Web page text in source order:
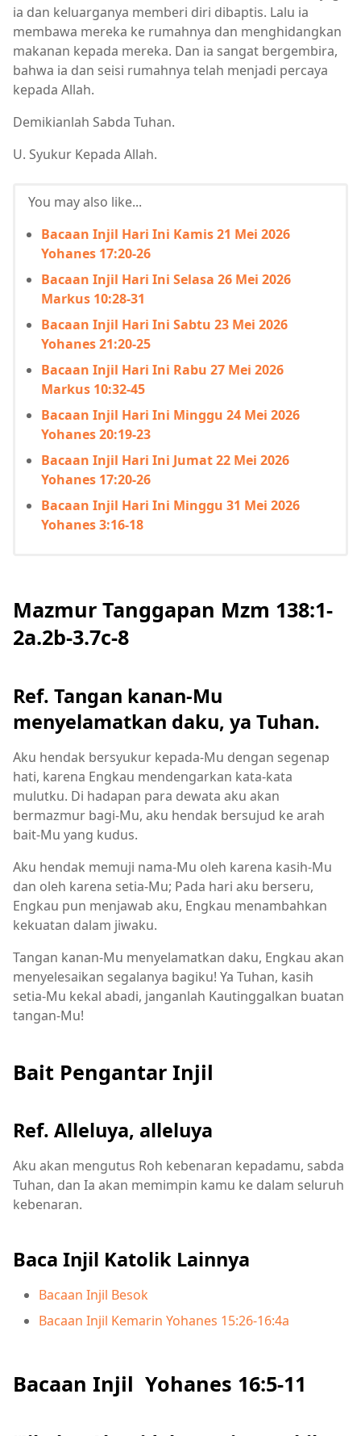
ia dan keluarganya memberi diri dibaptis. Lalu ia
membawa mereka ke rumahnya dan menghidangkan
makanan kepada mereka. Dan ia sangat bergembira,
bahwa ia dan seisi rumahnya telah menjadi percaya
kepada Allah.
Demikianlah Sabda Tuhan.
U. Syukur Kepada Allah.
You may also like...
Bacaan Injil Hari Ini Kamis 21 Mei 2026
Yohanes 17:20-26
Bacaan Injil Hari Ini Selasa 26 Mei 2026
Markus 10:28-31
Bacaan Injil Hari Ini Sabtu 23 Mei 2026
Yohanes 21:20-25
Bacaan Injil Hari Ini Rabu 27 Mei 2026
Markus 10:32-45
Bacaan Injil Hari Ini Minggu 24 Mei 2026
Yohanes 20:19-23
Bacaan Injil Hari Ini Jumat 22 Mei 2026
Yohanes 17:20-26
Bacaan Injil Hari Ini Minggu 31 Mei 2026
Yohanes 3:16-18
Mazmur Tanggapan Mzm 138:1-
2a.2b-3.7c-8
Ref. Tangan kanan-Mu
menyelamatkan daku, ya Tuhan.
Aku hendak bersyukur kepada-Mu dengan segenap
hati, karena Engkau mendengarkan kata-kata
mulutku. Di hadapan para dewata aku akan
bermazmur bagi-Mu, aku hendak bersujud ke arah
bait-Mu yang kudus.
Aku hendak memuji nama-Mu oleh karena kasih-Mu
dan oleh karena setia-Mu; Pada hari aku berseru,
Engkau pun menjawab aku, Engkau menambahkan
kekuatan dalam jiwaku.
Tangan kanan-Mu menyelamatkan daku, Engkau akan
menyelesaikan segalanya bagiku! Ya Tuhan, kasih
setia-Mu kekal abadi, janganlah Kautinggalkan buatan
tangan-Mu!
Bait Pengantar Injil
Ref. Alleluya, alleluya
Aku akan mengutus Roh kebenaran kepadamu, sabda
Tuhan, dan Ia akan memimpin kamu ke dalam seluruh
kebenaran.
Baca Injil Katolik Lainnya
Bacaan Injil Besok
Bacaan Injil Kemarin Yohanes 15:26-16:4a
Bacaan Injil Yohanes 16:5-11